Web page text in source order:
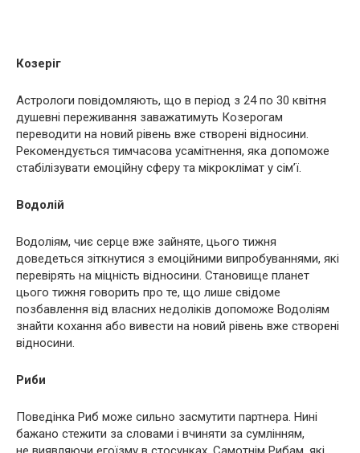
Козеріг
Астрологи повідомляють, що в період з 24 по 30 квітня
душевні переживання заважатимуть Козерогам
переводити на новий рівень вже створені відносини.
Рекомендується тимчасова усамітнення, яка допоможе
стабілізувати емоційну сферу та мікроклімат у сім’ї.
Водолій
Водоліям, чиє серце вже зайняте, цього тижня
доведеться зіткнутися з емоційними випробуваннями, які
перевірять на міцність відносини. Становище планет
цього тижня говорить про те, що лише свідоме
позбавлення від власних недоліків допоможе Водоліям
знайти кохання або вивести на новий рівень вже створені
відносини.
Риби
Поведінка Риб може сильно засмутити партнера. Нині
бажано стежити за словами і вчиняти за сумлінням,